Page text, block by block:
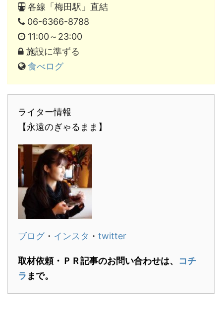
各線「梅田駅」直結
06-6366-8788
11:00～23:00
施設に準ずる
食べログ
ライター情報
【永遠のぎゃるまま】
ブログ・ インスタ ・ twitter
取材依頼・ＰＲ記事のお問い合わせは、 コチ
ラ まで。